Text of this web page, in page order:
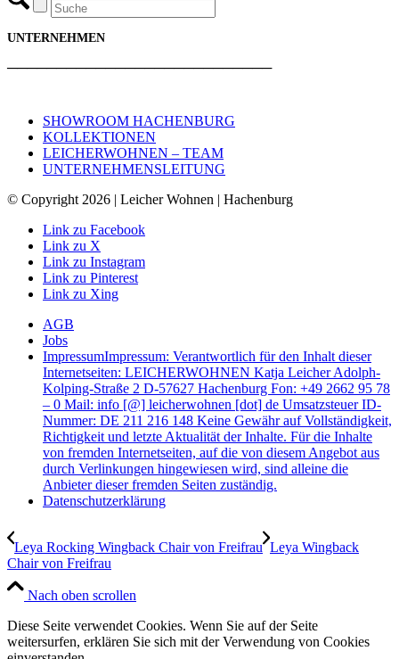
UNTERNEHMEN
───────────────────────────
SHOWROOM HACHENBURG
KOLLEKTIONEN
LEICHERWOHNEN – TEAM
UNTERNEHMENSLEITUNG
© Copyright 2026 | Leicher Wohnen | Hachenburg
Link zu Facebook
Link zu X
Link zu Instagram
Link zu Pinterest
Link zu Xing
AGB
Jobs
ImpressumImpressum: Verantwortlich für den Inhalt dieser
Internetseiten: LEICHERWOHNEN Katja Leicher Adolph-
Kolping-Straße 2 D-57627 Hachenburg Fon: +49 2662 95 78
– 0 Mail: info [@] leicherwohnen [dot] de Umsatzsteuer ID-
Nummer: DE 211 216 148 Keine Gewähr auf Vollständigkeit,
Richtigkeit und letzte Aktualität der Inhalte. Für die Inhalte
von fremden Internetseiten, auf die von diesem Angebot aus
durch Verlinkungen hingewiesen wird, sind alleine die
Anbieter dieser fremden Seiten zuständig.
Datenschutzerklärung
Leya Rocking Wingback Chair von Freifrau Leya Wingback
Chair von Freifrau
Nach oben scrollen
Diese Seite verwendet Cookies. Wenn Sie auf der Seite
weitersurfen, erklären Sie sich mit der Verwendung von Cookies